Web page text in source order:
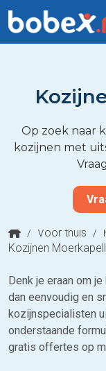
Op zoek naar
kozijnen met
/ Voor thuis /
Kozijnen
Denk je eraan om
dan eenvoudig en
kozijnspecialisten
onderstaande
gratis offertes op